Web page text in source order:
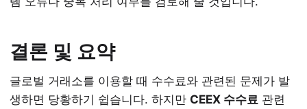
결론 및 요약
글로벌 거래소를 이용할 때 수수료와 관련된 문제가 발
생하면 당황하기 쉽습니다. 하지만 CEEX 수수료 관련